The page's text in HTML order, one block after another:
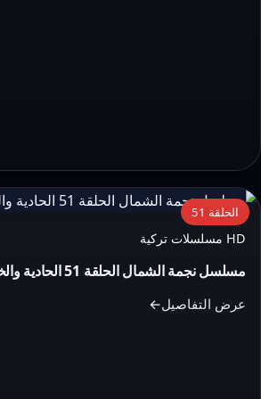
التفاصيل:
مسلسل
نجمة
الشمال
الحلقة
الحلقة 51
HD مسلسلات تركية
مسلسل نجمة الشمال الحلقة 51 الحادية والخمسون مدبلجة
عرض التفاصيل